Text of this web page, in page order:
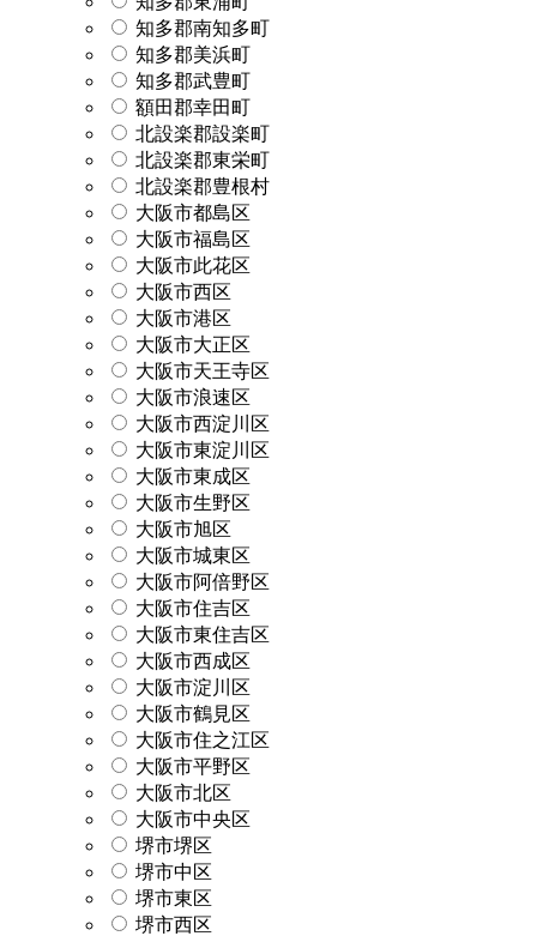
知多郡南知多町
知多郡美浜町
知多郡武豊町
額田郡幸田町
北設楽郡設楽町
北設楽郡東栄町
北設楽郡豊根村
大阪市都島区
大阪市福島区
大阪市此花区
大阪市西区
大阪市港区
大阪市大正区
大阪市天王寺区
大阪市浪速区
大阪市西淀川区
大阪市東淀川区
大阪市東成区
大阪市生野区
大阪市旭区
大阪市城東区
大阪市阿倍野区
大阪市住吉区
大阪市東住吉区
大阪市西成区
大阪市淀川区
大阪市鶴見区
大阪市住之江区
大阪市平野区
大阪市北区
大阪市中央区
堺市堺区
堺市中区
堺市東区
堺市西区